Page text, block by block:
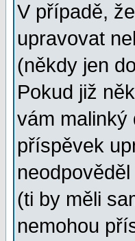
V případě,
upravovat
(někdy jen
Pokud již
vám malinký
příspěvek
(ti by měli
nemohou